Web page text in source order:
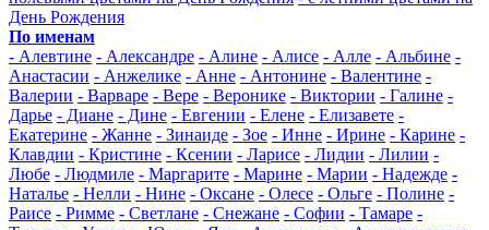
День Рождения
По именам
- Алевтине - Александре - Алине - Алисе - Алле - Альбине -
Анастасии - Анжелике - Анне - Антонине - Валентине -
Валерии - Варваре - Вере - Веронике - Виктории - Галине -
Дарье - Диане - Дине - Евгении - Елене - Елизавете -
Екатерине - Жанне - Зинаиде - Зое - Инне - Ирине - Карине -
Клавдии - Кристине - Ксении - Ларисе - Лидии - Лилии -
Любе - Людмиле - Маргарите - Марине - Марии - Надежде -
Наталье - Нелли - Нине - Оксане - Олесе - Ольге - Полине -
Раисе - Римме - Светлане - Снежане - Софии - Тамаре -